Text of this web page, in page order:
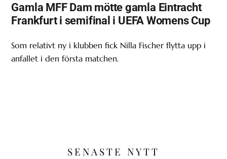
Gamla MFF Dam mötte gamla Eintracht
Frankfurt i semifinal i UEFA Womens Cup
Som relativt ny i klubben fick Nilla Fischer flytta upp i
anfallet i den första matchen.
SENASTE NYTT